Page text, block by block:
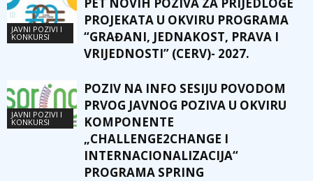
JAVNI POZIVI I
KONKURSI
PROJEKATA U OKVIRU PROGRAMA
“GRAĐANI, JEDNAKOST, PRAVA I
VRIJEDNOSTI” (CERV)- 2027.
JAVNI POZIVI I
KONKURSI
POZIV NA INFO SESIJU POVODOM
PRVOG JAVNOG POZIVA U OKVIRU
KOMPONENTE
„CHALLENGE2CHANGE I
INTERNACIONALIZACIJA“
PROGRAMA SPRING